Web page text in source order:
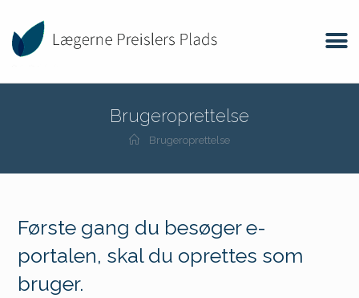
Brugeroprettelse
Brugeroprettelse
Første gang du besøger e-
portalen, skal du oprettes som
bruger.